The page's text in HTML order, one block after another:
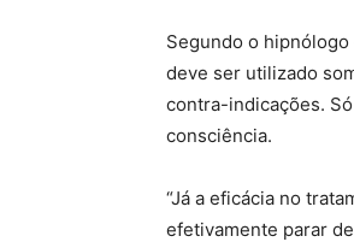
Segundo o
deve ser utilizado
contra-indicações.
consciência.
“Já a eficácia no
efetivamente parar